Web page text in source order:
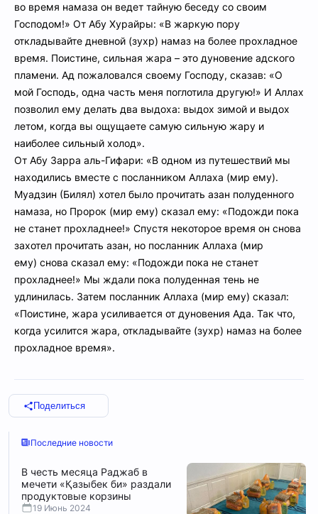
во время намаза он ведет тайную беседу со своим
Господом!» От Абу Хурайры: «В жаркую пору
откладывайте дневной (зухр) намаз на более прохладное
время. Поистине, сильная жара – это дуновение адского
пламени. Ад пожаловался своему Господу, сказав: «О
мой Господь, одна часть меня поглотила другую!» И Аллах
позволил ему делать два выдоха: выдох зимой и выдох
летом, когда вы ощущаете самую сильную жару и
наиболее сильный холод».
От Абу Зарра аль-Гифари: «В одном из путешествий мы
находились вместе с посланником Аллаха (мир ему).
Муадзин (Билял) хотел было прочитать азан полуденного
намаза, но Пророк (мир ему) сказал ему: «Подожди пока
не станет прохладнее!» Спустя некоторое время он снова
захотел прочитать азан, но посланник Аллаха (мир
ему) снова сказал ему: «Подожди пока не станет
прохладнее!» Мы ждали пока полуденная тень не
удлинилась. Затем посланник Аллаха (мир ему) сказал:
«Поистине, жара усиливается от дуновения Ада. Так что,
когда усилится жара, откладывайте (зухр) намаз на более
прохладное время».
Поделиться
Последние новости
В честь месяца Раджаб в
мечети «Қазыбек би» раздали
продуктовые корзины
19 Июнь 2024